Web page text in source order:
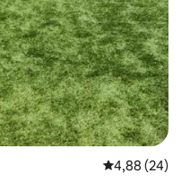
Note
4,88 (24)